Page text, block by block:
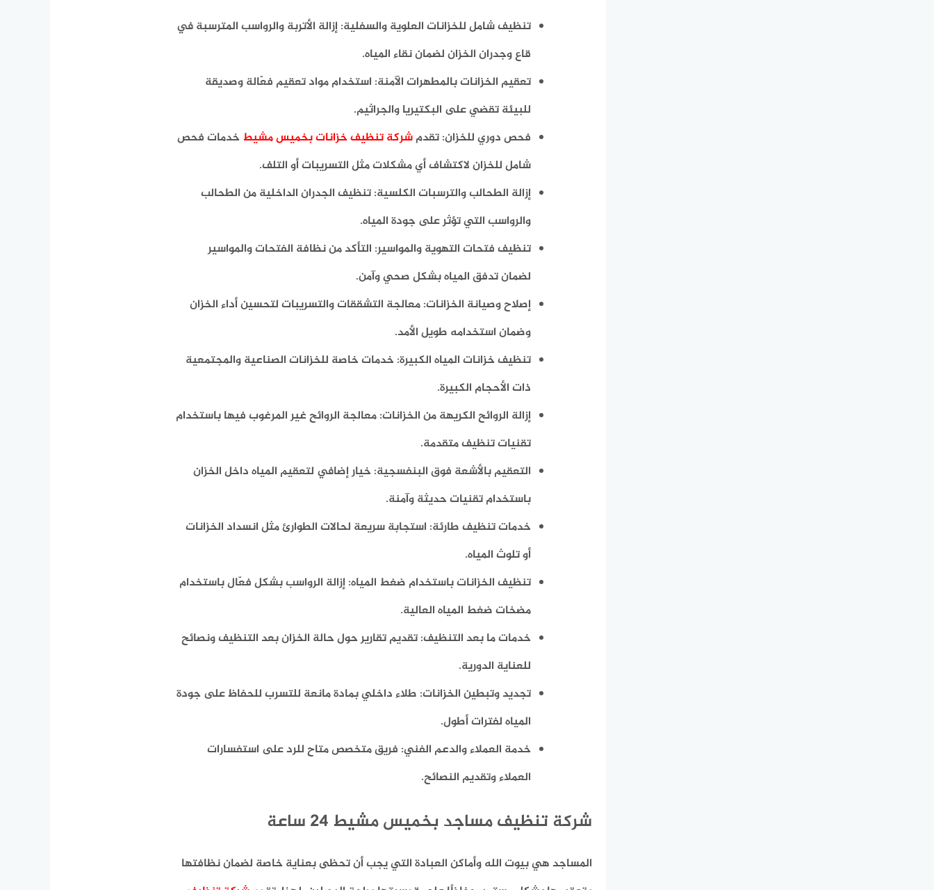
تنظيف شامل للخزانات العلوية والسفلية: إزالة الأتربة والرواسب المترسبة في
قاع وجدران الخزان لضمان نقاء المياه.
تعقيم الخزانات بالمطهرات الآمنة: استخدام مواد تعقيم فعّالة وصديقة
للبيئة تقضي على البكتيريا والجراثيم.
فحص دوري للخزان: تقدمشركة تنظيف خزانات بخميس مشيط خدمات فحص
شامل للخزان لاكتشاف أي مشكلات مثل التسريبات أو التلف.
إزالة الطحالب والترسبات الكلسية: تنظيف الجدران الداخلية من الطحالب
والرواسب التي تؤثر على جودة المياه.
تنظيف فتحات التهوية والمواسير: التأكد من نظافة الفتحات والمواسير
لضمان تدفق المياه بشكل صحي وآمن.
إصلاح وصيانة الخزانات: معالجة التشققات والتسريبات لتحسين أداء الخزان
وضمان استخدامه طويل الأمد.
تنظيف خزانات المياه الكبيرة: خدمات خاصة للخزانات الصناعية والمجتمعية
ذات الأحجام الكبيرة.
إزالة الروائح الكريهة من الخزانات: معالجة الروائح غير المرغوب فيها باستخدام
تقنيات تنظيف متقدمة.
التعقيم بالأشعة فوق البنفسجية: خيار إضافي لتعقيم المياه داخل الخزان
باستخدام تقنيات حديثة وآمنة.
خدمات تنظيف طارئة: استجابة سريعة لحالات الطوارئ مثل انسداد الخزانات
أو تلوث المياه.
تنظيف الخزانات باستخدام ضغط المياه: إزالة الرواسب بشكل فعّال باستخدام
مضخات ضغط المياه العالية.
خدمات ما بعد التنظيف: تقديم تقارير حول حالة الخزان بعد التنظيف ونصائح
للعناية الدورية.
تجديد وتبطين الخزانات: طلاء داخلي بمادة مانعة للتسرب للحفاظ على جودة
المياه لفترات أطول.
خدمة العملاء والدعم الفني: فريق متخصص متاح للرد على استفسارات
العملاء وتقديم النصائح.
شركة تنظيف مساجد بخميس مشيط 24 ساعة
المساجد هي بيوت الله وأماكن العبادة التي يجب أن تحظى بعناية خاصة لضمان نظافتها